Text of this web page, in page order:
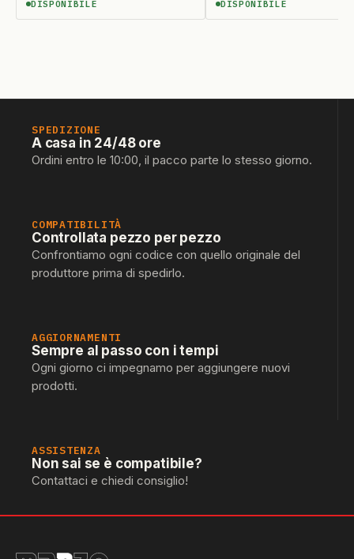
DISPONIBILE
DISPONIBILE DISPONIBILE
DISPONIBILE
SPEDIZIONE
A casa in 24/48 ore
Ordini entro le 10:00, il pacco parte lo stesso giorno.
COMPATIBILITÀ
Controllata pezzo per pezzo
Confrontiamo ogni codice con quello originale del
produttore prima di spedirlo.
AGGIORNAMENTI
Sempre al passo con i tempi
Ogni giorno ci impegnamo per aggiungere nuovi
prodotti.
ASSISTENZA
Non sai se è compatibile?
Contattaci e chiedi consiglio!